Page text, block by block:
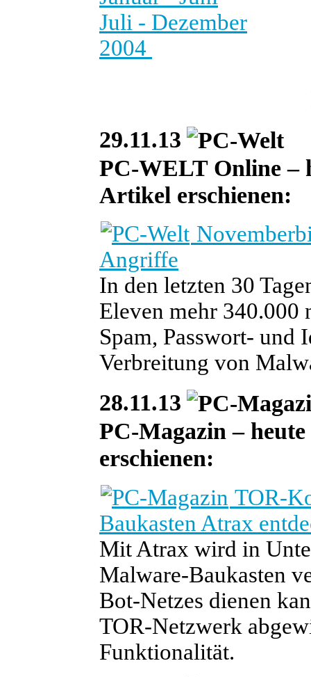
Juli - Dezember
2004
29.11.13
PC-WELT Online –
Artikel erschienen:
Angriffe
In den letzten 30
Eleven mehr 340.000
Spam, Passwort- und
Verbreitung von
28.11.13
PC-Magazin –
erschienen:
TOR-
Baukasten Atrax
Mit Atrax wird in
Malware-Baukasten
Bot-Netzes dienen
TOR-Netzwerk
Funktionalität.